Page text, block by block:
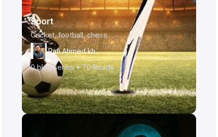
Sport
Cricket, football, chess
Rafi Ahmed khan
0blog series •70Reads